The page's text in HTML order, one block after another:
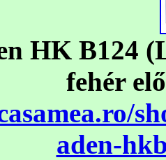
HK B124
fehér
aden-